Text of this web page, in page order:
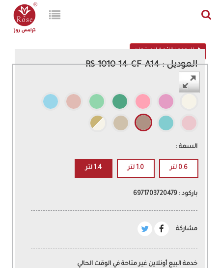
الرجوع لقائمة المنتجات
الموديل : RS-1010-14-CF-A14
اللون :
السعة :
0.6 لتر 1.0 لتر 1.4 لتر
باركود : 6971703720479
مشاركة
خدمة البيع أونلاين غير متاحة في الوقت الحالي